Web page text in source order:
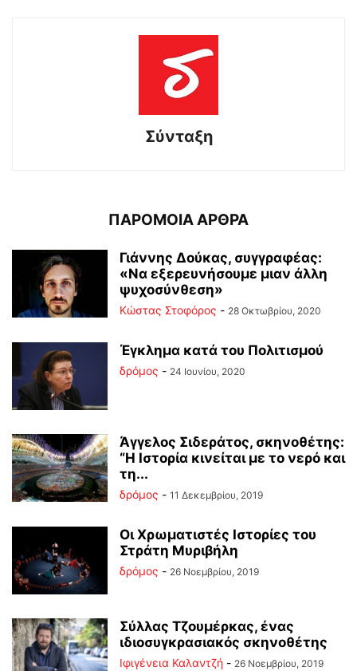
Σύνταξη
ΠΑΡΟΜΟΙΑ ΑΡΘΡΑ
Γιάννης Δούκας, συγγραφέας:
«Να εξερευνήσουμε μιαν άλλη
ψυχοσύνθεση»
Κώστας Στοφόρος - 28 Οκτωβρίου, 2020
Έγκλημα κατά του Πολιτισμού
δρόμος - 24 Ιουνίου, 2020
Άγγελος Σιδεράτος, σκηνοθέτης:
“Η Ιστορία κινείται με το νερό και
τη...
δρόμος - 11 Δεκεμβρίου, 2019
Οι Χρωματιστές Ιστορίες του
Στράτη Μυριβήλη
δρόμος - 26 Νοεμβρίου, 2019
Σύλλας Τζουμέρκας, ένας
ιδιοσυγκρασιακός σκηνοθέτης
Ιφιγένεια Καλαντζή - 26 Νοεμβρίου, 2019